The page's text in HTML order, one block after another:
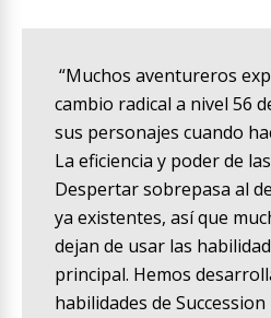
“Muchos aventureros
cambio radical a nivel 56
sus personajes cuando
La eficiencia y poder de
Despertar sobrepasa al
ya existentes, así que
dejan de usar las
principal. Hemos
habilidades de